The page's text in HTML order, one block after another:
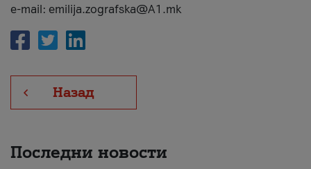
e-mail: emilija.zografska@A1.mk
Назад
Последни новости